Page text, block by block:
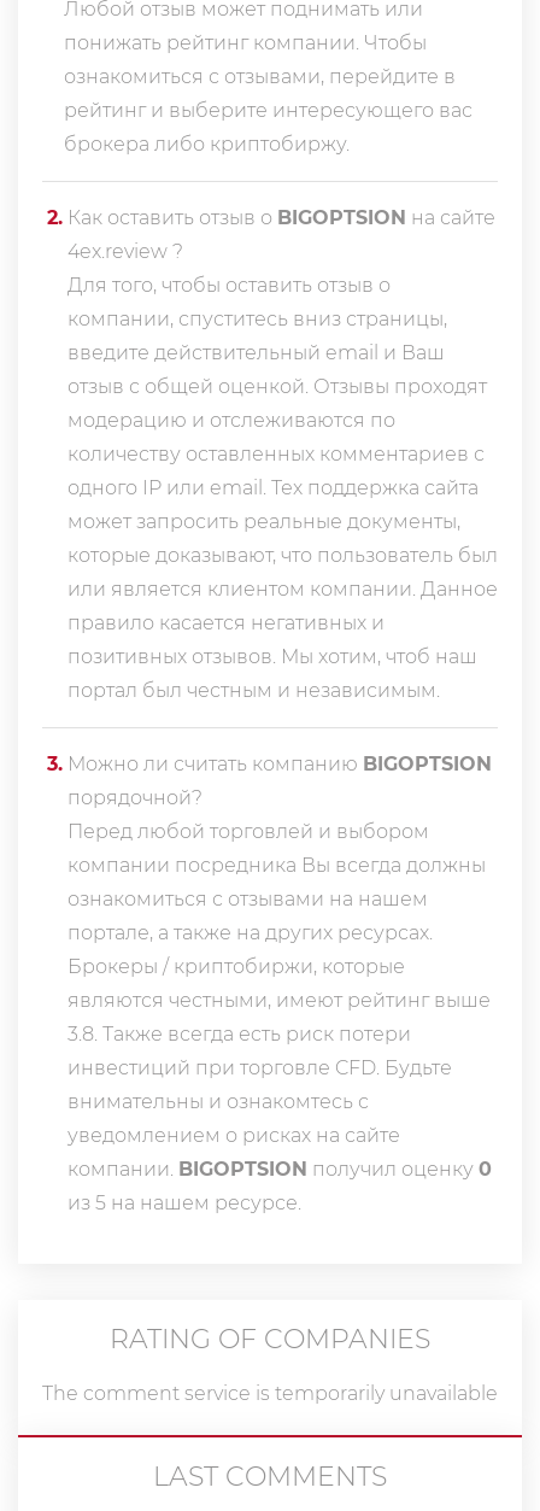
Любой отзыв может поднимать или
понижать рейтинг компании. Чтобы
ознакомиться с отзывами, перейдите в
рейтинг и выберите интересующего вас
брокера либо криптобиржу.
2. Как оставить отзыв о BIGOPTSION на сайте
4ex.review ?
Для того, чтобы оставить отзыв о
компании, спуститесь вниз страницы,
введите действительный email и Ваш
отзыв с общей оценкой. Отзывы проходят
модерацию и отслеживаются по
количеству оставленных комментариев с
одного IP или email. Тех поддержка сайта
может запросить реальные документы,
которые доказывают, что пользователь был
или является клиентом компании. Данное
правило касается негативных и
позитивных отзывов. Мы хотим, чтоб наш
портал был честным и независимым.
3. Можно ли считать компанию BIGOPTSION
порядочной?
Перед любой торговлей и выбором
компании посредника Вы всегда должны
ознакомиться с отзывами на нашем
портале, а также на других ресурсах.
Брокеры / криптобиржи, которые
являются честными, имеют рейтинг выше
3.8. Также всегда еcть риск потери
инвестиций при торговле CFD. Будьте
внимательны и ознакомтесь с
уведомлением о рисках на сайте
компании. BIGOPTSION получил оценку 0
из 5 на нашем ресурсе.
RATING OF COMPANIES
The comment service is temporarily unavailable
LAST COMMENTS